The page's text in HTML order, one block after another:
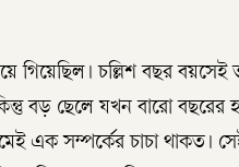
গিয়েছিল। চল্লিশ বছর
বড় ছেলে যখন বারো
এক সম্পর্কের চাচা থাকত।